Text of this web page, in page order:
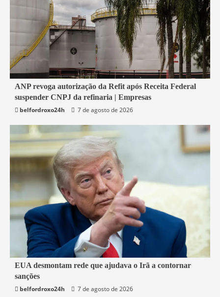
2 min read
Economia
ANP revoga autorização da Refit após Receita Federal
suspender CNPJ da refinaria | Empresas
belfordroxo24h
7 de agosto de 2026
3 min read
Mundo
EUA desmontam rede que ajudava o Irã a contornar
sanções
belfordroxo24h
7 de agosto de 2026